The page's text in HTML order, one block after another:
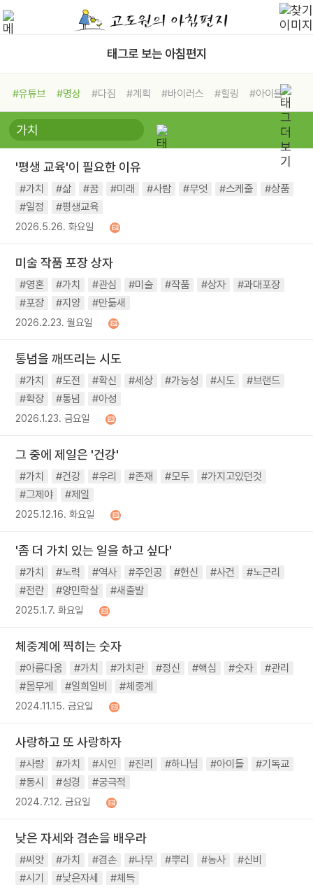
태그로 보는 아침편지
#유튜브 #명상 #다짐 #계획 #바이러스 #힐링
#아이들
#비전캠프
#독서캠프 #삶
#희망
#나눔 #친구 #링컨학교
#독서
#건강 #면역력
'평생 교육'이 필요한 이유
#가치 #삶 #꿈 #미래 #사람 #무엇 #스케줄
#상품
#일정
#평생교육
2026.5.26. 화요일
미술 작품 포장 상자
#영혼 #가치 #관심 #미술 #작품 #상자
#과대포장
#포장
#지양 #만듦새
2026.2.23. 월요일
통념을 깨뜨리는 시도
#가치 #도전 #확신 #세상 #가능성 #시도
#브랜드
#확장
#통념 #아성
2026.1.23. 금요일
그 중에 제일은 '건강'
#가치 #건강 #우리 #존재 #모두
#가지고있던것
#그제야
#제일
2025.12.16. 화요일
'좀 더 가치 있는 일을 하고 싶다'
#가치 #노력 #역사 #주인공 #헌신 #사건
#노근리
#전란
#양민학살 #새출발
2025.1.7. 화요일
체중계에 찍히는 숫자
#아름다움 #가치 #가치관 #정신 #핵심 #숫자
#관리
#몸무게
#일희일비 #체중계
2024.11.15. 금요일
사랑하고 또 사랑하자
#사랑 #가치 #시인 #진리 #하나님 #아이들
#기독교
#동시
#성경 #궁극적
2024.7.12. 금요일
낮은 자세와 겸손을 배우라
#씨앗 #가치 #겸손 #나무 #뿌리 #농사
#신비
#시기
#낮은자세 #체득